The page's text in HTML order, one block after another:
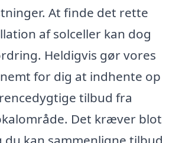
At finde det rette
af solceller kan dog
Heldigvis gør vores
for dig at indhente op
tilbud fra
Det kræver blot